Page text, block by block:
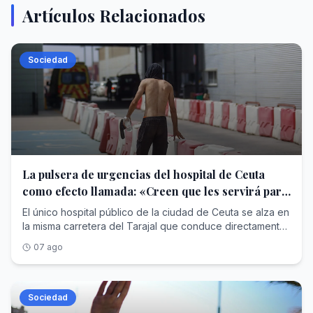
Artículos Relacionados
Sociedad
La pulsera de urgencias del hospital de Ceuta
como efecto llamada: «Creen que les servirá para
pedir asilo»
El único hospital público de la ciudad de Ceuta se alza en
la misma carretera del Tarajal que conduce directamente
ciudad y el punto de referencia sanitario en la zona
fronteriza. El hospital está siempre bajo presión, incluso
sin la llegada masiva de inmigrantes como la que tuvo
lugar hace una semana. Ahora la presión ha dado paso al
colapso.Los siete médicos de Urgencias que trabajan 24
07 ago
Sociedad